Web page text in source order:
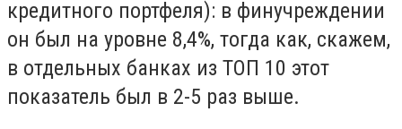
кредитного портфеля): в финучреждении
он был на уровне 8,4%, тогда как, скажем,
в отдельных банках из ТОП 10 этот
показатель был в 2-5 раз выше.